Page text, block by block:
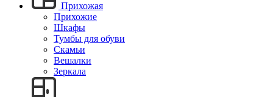
Прихожая
Прихожие
Шкафы
Тумбы для обуви
Скамьи
Вешалки
Зеркала